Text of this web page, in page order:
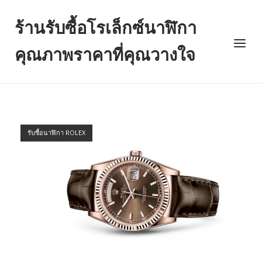
content
ร้านรับซื้อโรเล็กซ์นาฬิกา
คุณภาพราคาที่คุณวางใจ
Menu
รับซื้อนาฬิกา ROLEX